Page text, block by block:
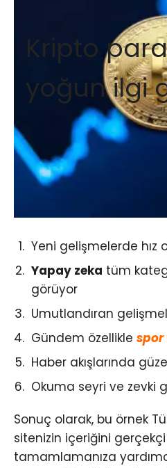
Kripto
yoğun ilgi
Yeni gelişmelerde hız
Yapay zeka tüm
görüyor
Umutlandıran
Gündem özellikle spor
Haber akışlarında
Okuma seyri ve zevki
Sonuç olarak, bu örnek
sitenizin içeriğini
tamamlamanıza